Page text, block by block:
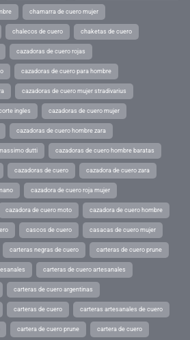
chamarra de cuero mujer
chalecos de cuero chaketas de cuero
cazadoras de cuero rojas
cazadoras de cuero para hombre
cazadoras de cuero mujer stradivarius
ingles cazadoras de cuero mujer
cazadoras de cuero hombre zara
dutti cazadoras de cuero hombre baratas
cazadoras de cuero cazadora de cuero zara
cazadora de cuero roja mujer
cazadora de cuero moto cazadora de cuero hombre
cascos de cuero casacas de cuero mujer
carteras negras de cuero carteras de cuero prune
carteras de cuero artesanales
carteras de cuero argentinas
carteras de cuero carteras artesanales de cuero
cartera de cuero prune cartera de cuero